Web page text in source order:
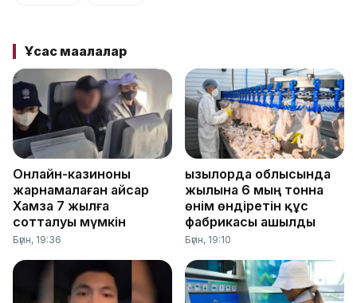
Ұқсас мақалалар
Онлайн-казиноны
жарнамалаған Қайсар
Хамза 7 жылға
сотталуы мүмкін
Бүгін, 19:36
Қызылорда облысында
жылына 6 мың тонна
өнім өндіретін құс
фабрикасы ашылды
Бүгін, 19:10